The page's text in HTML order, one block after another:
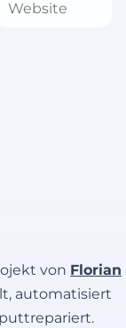
von Florian
automatisiert